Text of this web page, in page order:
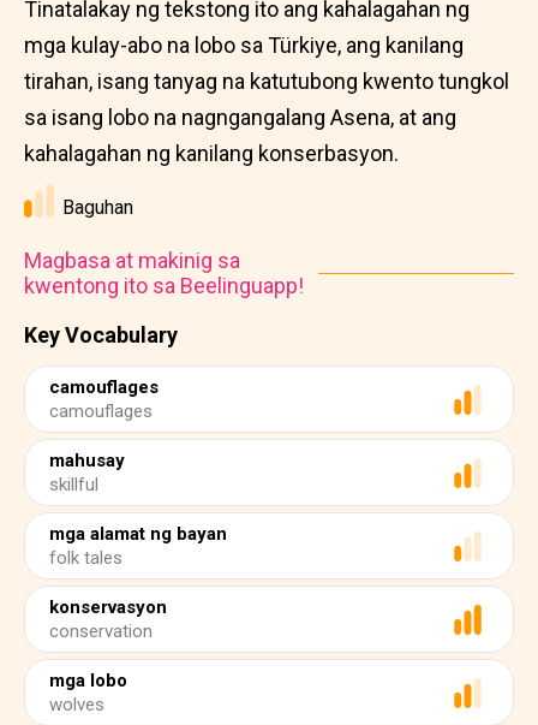
Key Vocabulary
camouflages
camouflages
mahusay
skillful
mga alamat ng bayan
folk tales
konservasyon
conservation
mga lobo
wolves
Tinatalakay ng tekstong ito ang kahalagahan ng
mga kulay-abo na lobo sa Türkiye, ang kanilang
tirahan, isang tanyag na katutubong kwento tungkol
sa isang lobo na nagngangalang Asena, at ang
kahalagahan ng kanilang konserbasyon.
Baguhan
Magbasa at makinig sa
kwentong ito sa Beelinguapp!